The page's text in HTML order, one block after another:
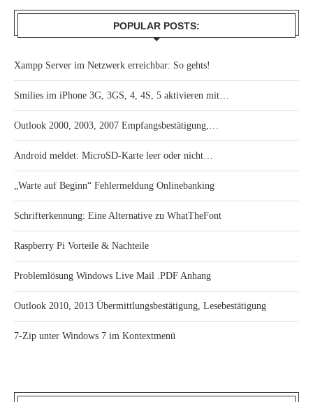
POPULAR POSTS:
Xampp Server im Netzwerk erreichbar: So gehts!
Smilies im iPhone 3G, 3GS, 4, 4S, 5 aktivieren mit…
Outlook 2000, 2003, 2007 Empfangsbestätigung,…
Android meldet: MicroSD-Karte leer oder nicht…
„Warte auf Beginn“ Fehlermeldung Onlinebanking
Schrifterkennung: Eine Alternative zu WhatTheFont
Raspberry Pi Vorteile & Nachteile
Problemlösung Windows Live Mail .PDF Anhang
Outlook 2010, 2013 Übermittlungsbestätigung, Lesebestätigung
7-Zip unter Windows 7 im Kontextmenü